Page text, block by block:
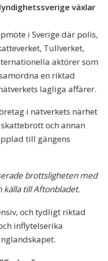
växlar
i Sverige där polis,
Tullverket,
aktörer som
en riktad
lagliga affärer.
i nätverkets närhet
och annan
till gängens
brottsligheten med
källa till Aftonbladet.
och tydligt riktad
inflytelserika